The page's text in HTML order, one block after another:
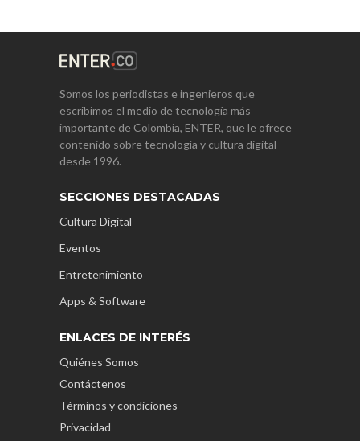
Somos los periodistas e ingenieros que
escribimos el medio de tecnología más
importante de Colombia, ENTER, que le ofrece
contenido sobre tecnología y cultura digital
desde 1996.
SECCIONES DESTACADAS
Cultura Digital
Eventos
Entretenimiento
Apps & Software
ENLACES DE INTERÉS
Quiénes Somos
Contáctenos
Términos y condiciones
Privacidad